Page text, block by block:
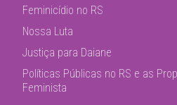
Feminicídio no RS
Nossa Luta
Justiça para Daiane
Políticas Públicas no RS e as
Feminista